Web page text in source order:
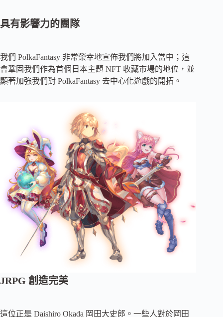
具有影響力的團隊
我們 PolkaFantasy 非常榮幸地宣佈我們將加入當中；這
會鞏固我們作為首個日本主題 NFT 收藏市場的地位，並
顯著加強我們對 PolkaFantasy 去中心化遊戲的開拓。
JRPG 創造完美
這位正是 Daishiro Okada 岡田大史郎。一些人對於岡田